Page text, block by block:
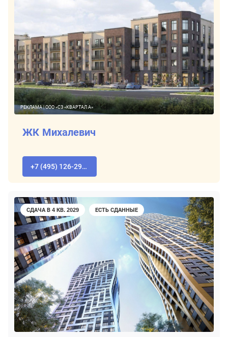
РЕКЛАМА | ООО «СЗ «КВАРТАЛ А»
ЖК Михалевич
+7 (495) 126-29-78
СДАЧА В 4 КВ. 2029 ЕСТЬ СДАННЫЕ